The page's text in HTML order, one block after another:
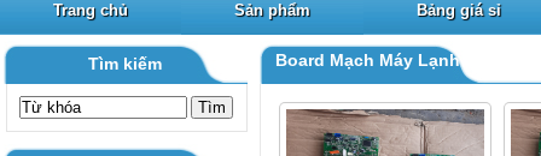
Trang chủ Sản phẩm Bảng giá sỉ
Tìm kiếm Board Mạch Máy Lạnh Sanyo,